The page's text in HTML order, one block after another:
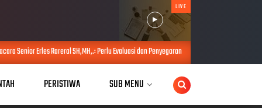
LIVE
SH,MH,.: Perlu Evaluasi dan Penyegaran Kabinet untuk Perkuat Kinerja Pemerintahan
PERISTIWA SUB MENU